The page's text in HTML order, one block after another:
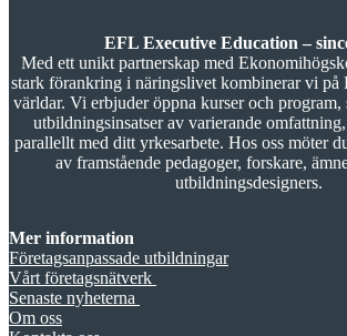
EFL Executive Education –
Med ett unikt partnerskap med
stark förankring i näringslivet kombinerar vi på
världar. Vi erbjuder öppna kurser och program,
utbildningsinsatser av varierande
parallellt med ditt yrkesarbete. Hos oss möter
av framstående pedagoger, forskare,
utbildningsdesigners.
Mer information
Företagsanpassade utbildningar
Vårt företagsnätverk
Senaste nyheterna
Om oss